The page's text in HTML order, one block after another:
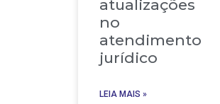
atualizações
no
atendimento
jurídico
LEIA MAIS »